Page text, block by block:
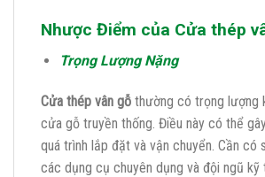
Nhược Điểm của Cửa thép
Trọng Lượng Nặng
Cửa thép vân gỗ thường có trọng lượng
cửa gỗ truyền thống. Điều này có thể
quá trình lắp đặt và vận chuyển. Cần có
các dụng cụ chuyên dụng và đội ngũ kỹ